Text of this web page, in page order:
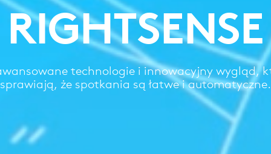
RIGHTSENSE
technologie i innowacyjny wygląd,
sprawiają, że spotkania są łatwe i automatyczne.